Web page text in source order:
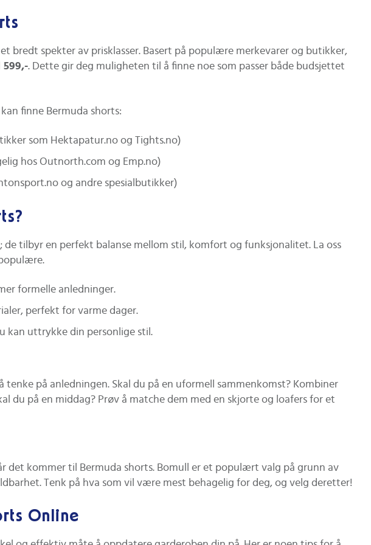
og
gjennomført og funksjonell
stue.
innemiljø og varig kvalitet.
Her får du konkrete tips
bredt spekter av prisklasser. Basert på populære merkevarer og butikker,
599,-. Dette gir deg muligheten til å finne noe som passer både budsjettet
finne Bermuda shorts:
som Hektapatur.no og Tights.no)
hos Outnorth.com og Emp.no)
og andre spesialbutikker)
de tilbyr en perfekt balanse mellom stil, komfort og funksjonalitet. La oss
formelle anledninger.
perfekt for varme dager.
kan uttrykke din personlige stil.
tenke på anledningen. Skal du på en uformell sammenkomst? Kombiner
du på en middag? Prøv å matche dem med en skjorte og loafers for et
det kommer til Bermuda shorts. Bomull er et populært valg på grunn av
Tenk på hva som vil være mest behagelig for deg, og velg deretter!
Online